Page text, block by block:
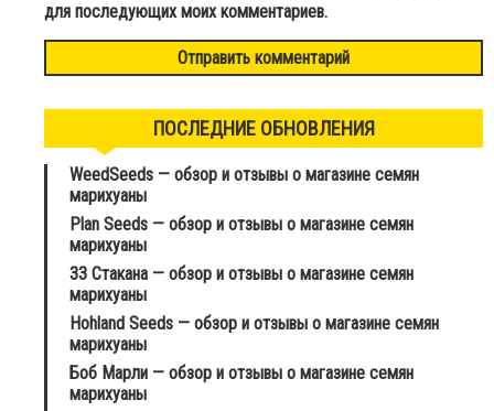
для последующих моих комментариев.
ПОСЛЕДНИЕ ОБНОВЛЕНИЯ
WeedSeeds — обзор и отзывы о магазине семян
марихуаны
Plan Seeds — обзор и отзывы о магазине семян
марихуаны
33 Стакана — обзор и отзывы о магазине семян
марихуаны
Hohland Seeds — обзор и отзывы о магазине семян
марихуаны
Боб Марли — обзор и отзывы о магазине семян
марихуаны